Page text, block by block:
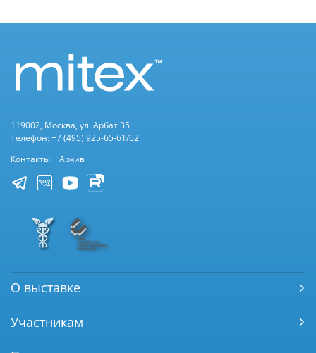
119002, Москва, ул. Арбат 35
Телефон: +7 (495) 925-65-61/62
Контакты
Архив
О выставке
Участникам